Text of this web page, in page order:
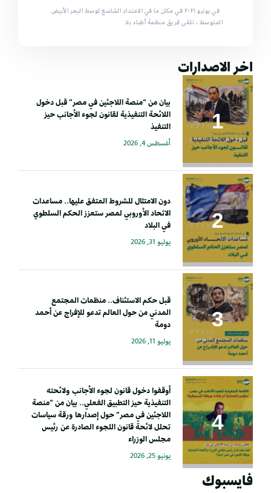
في يونيو ٢٠٢١ في مكان ما في الامتداد الشاسع لوسط البحر الأبيض
المتوسط ​​، تلقى فريق منظمة أطباء بلا
اخر الاصدارات
بيان من “منصة اللاجئين في مصر” قبل دخول
اللائحة التنفيذية لقانون لجوء الأجانب حيز
التنفيذ
أغسطس 4, 2026
دون الامتثال للشروط المتفق عليها.. مساعدات
الاتحاد الأوروبي لمصر ستعزز الحكم السلطوي
في البلاد
يوليو 31, 2026
قبل حكم الاستئناف.. منظمات المجتمع
المدني من حول العالم تدعو للإفراج عن أحمد
دومة
يوليو 11, 2026
أوقفوا دخول قانون لجوء الأجانب ولائحته
التنفيذية حيز التطبيق الفعلي.. بيان من “منصة
اللاجئين في مصر” حول إصدارها ورقة سياسات
تحلل لائحة قانون اللجوء الصادرة عن رئيس
مجلس الوزراء
يونيو 25, 2026
فايسبوك